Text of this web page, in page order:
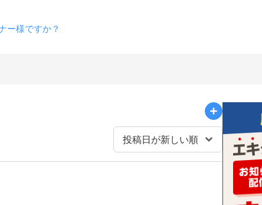
ー様ですか？